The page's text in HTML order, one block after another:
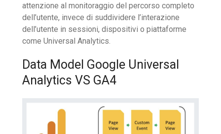
attenzione al monitoraggio del percorso completo
dell’utente, invece di suddividere l’interazione
dell’utente in sessioni, dispositivi o piattaforme
come Universal Analytics.
Data Model Google Universal
Analytics VS GA4